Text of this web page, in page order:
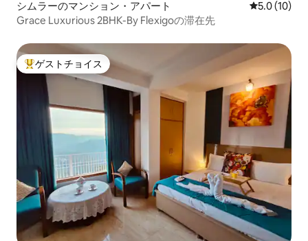
シムラーのマンション・アパート レビュー10
5.0 (10)
Grace Luxurious 2BHK-By Flexigoの滞在先
大好評のゲストチョイスです。
ゲストチョイス